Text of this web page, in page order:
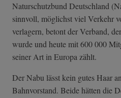
Naturschutzbund Deutschland
sinnvoll, möglichst viel Verkehr
verlagern, betont der Verband,
wurde und heute mit 600 000
seiner Art in Europa zählt.
Der Nabu lässt kein gutes Haar
Bahnvorstand. Beide hätten die